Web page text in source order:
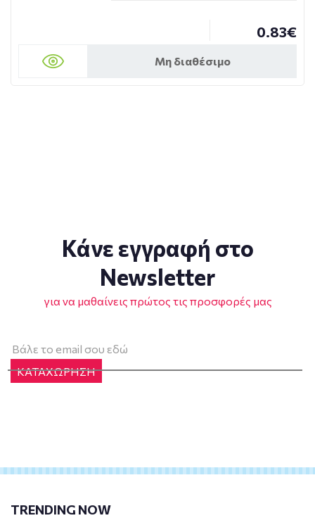
0.83€
Μη διαθέσιμο
Κάνε εγγραφή στο
Newsletter
για να μαθαίνεις πρώτος τις προσφορές μας
ΚΑΤΑΧΩΡΗΣΗ
TRENDING NOW